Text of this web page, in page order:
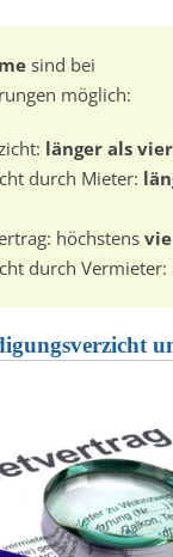
sind bei
möglich:
länger als
durch Mieter:
höchstens
durch Vermieter: